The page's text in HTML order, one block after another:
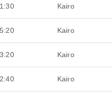
Kairo
Kairo
Kairo
Kairo